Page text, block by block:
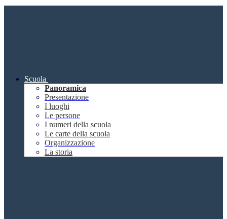
Scuola
Panoramica
Presentazione
I luoghi
Le persone
I numeri della scuola
Le carte della scuola
Organizzazione
La storia